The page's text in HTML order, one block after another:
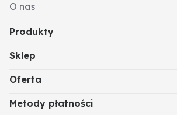
O nas
Produkty
Sklep
Oferta
Metody płatności